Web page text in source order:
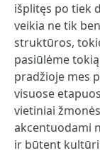
išplitęs po tiek
veikia ne tik
struktūros,
pasiūlėme
pradžioje mes
visuose
vietiniai
akcentuodami
ir būtent